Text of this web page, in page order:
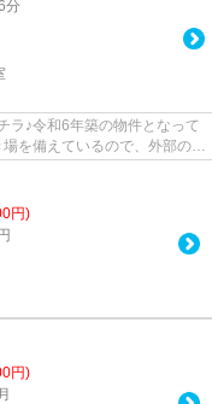
分
ラ♪令和6年築の物件となって
を備えているので、外部の人
円)
円)